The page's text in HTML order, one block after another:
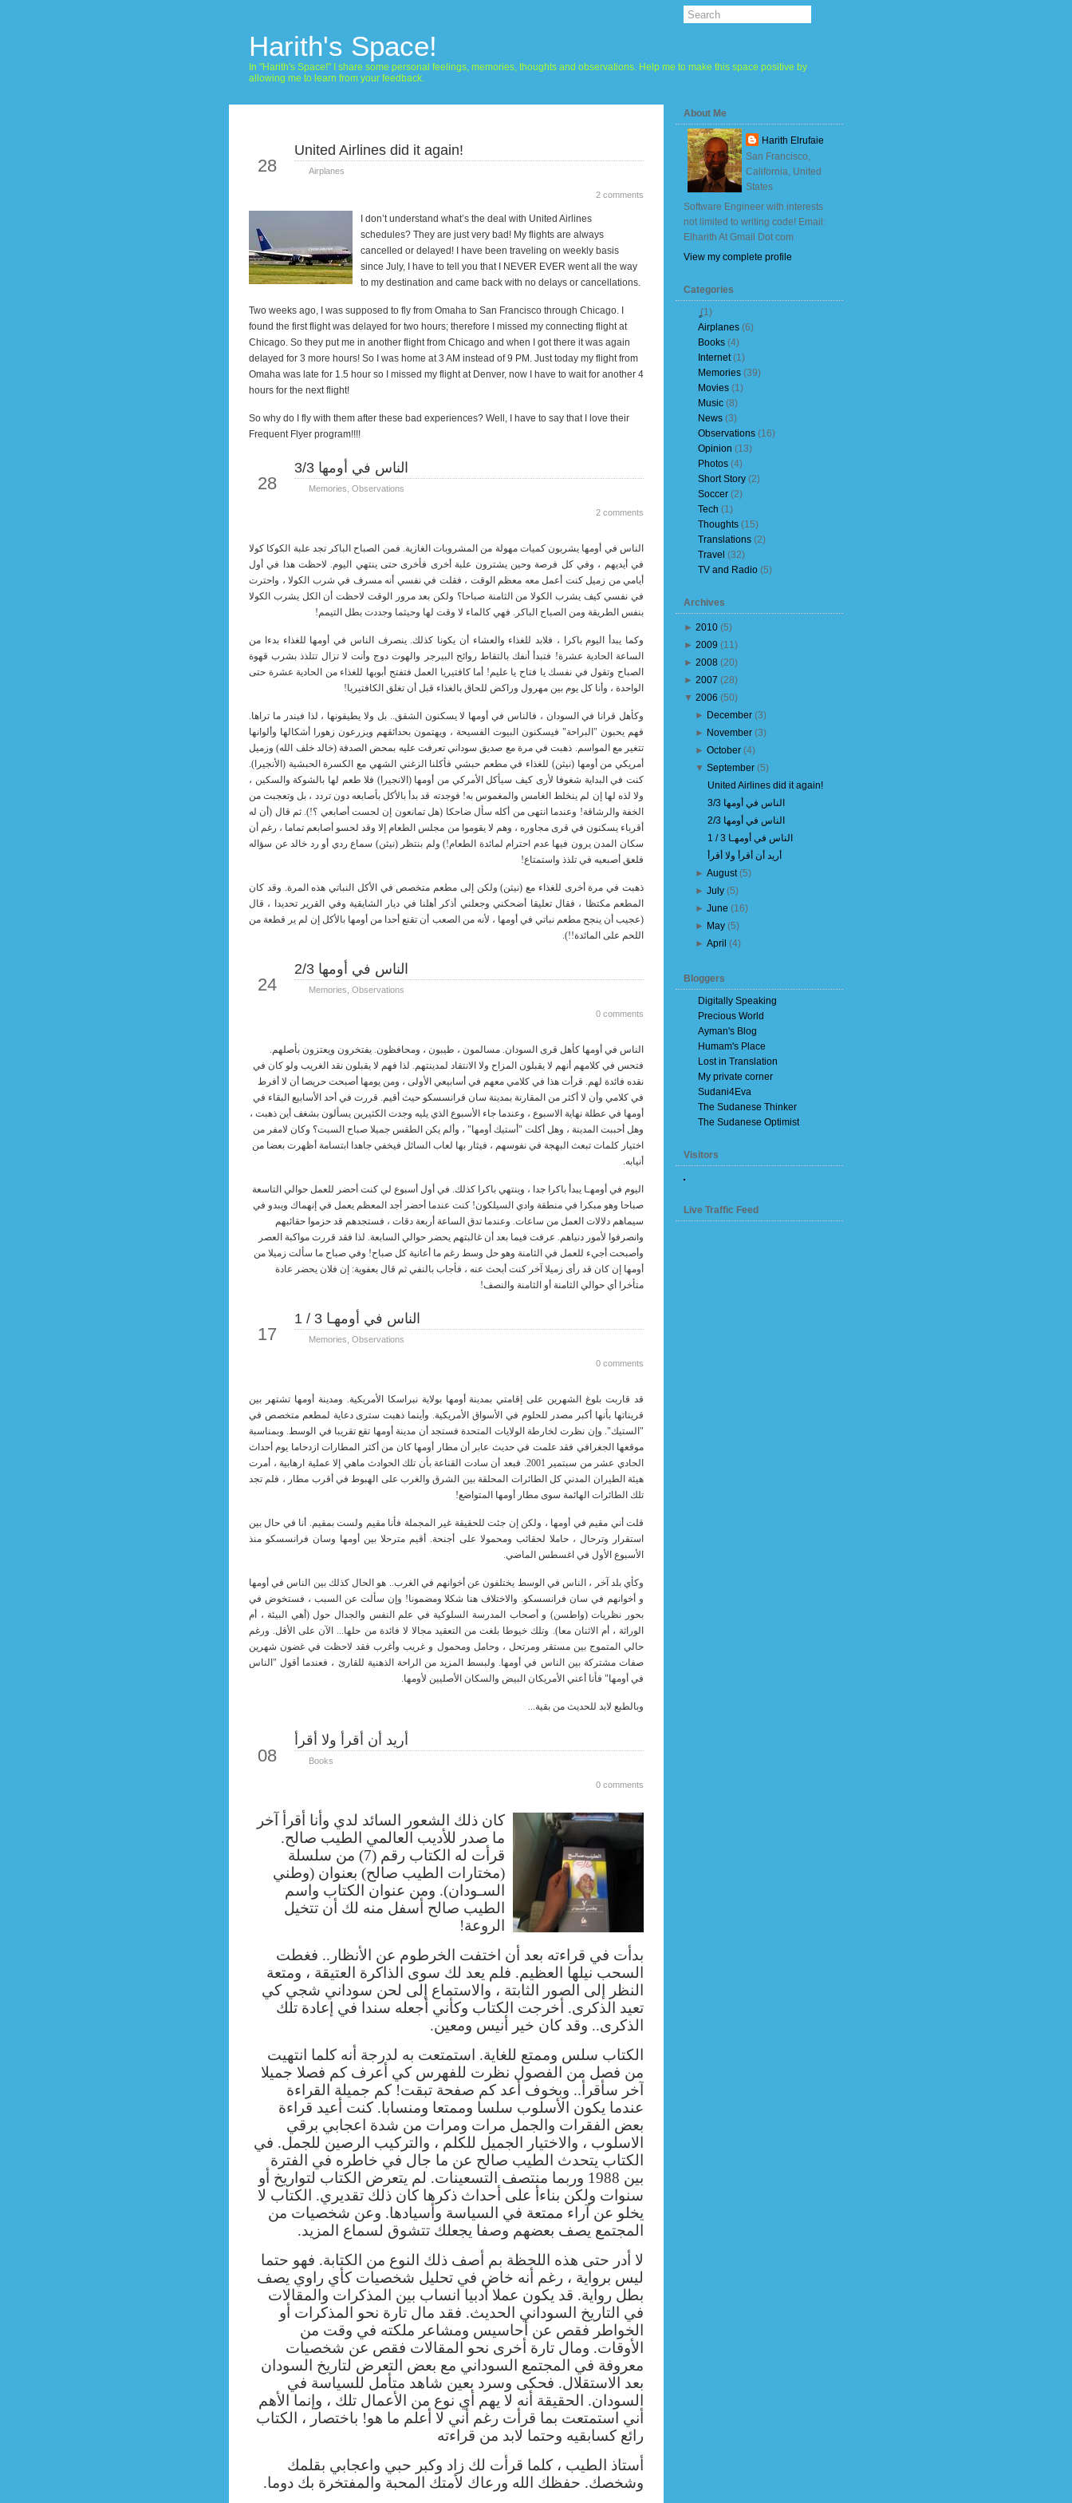
Harith's Space!
In "Harith's Space!" I share some personal feelings, memories, thoughts and observations. Help me to make this space positive by
allowing me to learn from your feedback.
28
United Airlines did it again!
Airplanes
2 comments
I don’t understand what’s the deal with United Airlines
schedules? They are just very bad! My flights are always
cancelled or delayed! I have been traveling on weekly basis
since July, I have to tell you that I NEVER EVER went all the way
to my destination and came back with no delays or cancellations.
Two weeks ago, I was supposed to fly from Omaha to San Francisco through Chicago. I
found the first flight was delayed for two hours; therefore I missed my connecting flight at
Chicago. So they put me in another flight from Chicago and when I got there it was again
delayed for 3 more hours! So I was home at3 AM instead of9 PM . Just today my flight from
Omaha was late for 1.5 hour so I missed my flight at Denver, now I have to wait for another 4
hours for the next flight!
So why do I fly with them after these bad experiences? Well, I have to say that I love their
Frequent Flyer program!!!!
28
الناس في أومها 3/3
Memories Observations
2 comments
الناس في أومها يشربون كميات مهولة من المشروبات الغازية. فمن الصباح الباكر تجد علبة الكوكا كولا
في أيديهم ، وفي كل فرصة وحين يشترون علبة أخرى فأخرى حتى ينتهي اليوم. لاحظت هذا في أول
أيامي من زميل كنت أعمل معه معظم الوقت ، فقلت في نفسي أنه مسرف في شرب الكولا ، واحترت
في نفسي كيف يشرب الكولا من الثامنة صباحا؟ ولكن بعد مرور الوقت لاحظت أن الكل يشرب الكولا
بنفس الطريقة ومن الصباح الباكر. فهي كالماء لا وقت لها وحيثما وجددت بطل التيمم!
وكما يبدأ اليوم باكرا ، فلابد للغذاء والعشاء أن يكونا كذلك. ينصرف الناس في أومها للغذاء بدءا من
الساعة الحادية عشرة! فتبدأ أنفك بالتقاط روائح البيرجر والهوت دوج وأنت لا تزال تتلذذ بشرب قهوة
الصباح وتقول في نفسك يا فتاح يا عليم! أما كافتيريا العمل فتفتح أبوبها للغذاء من الحادية عشرة حتى
الواحدة ، وأنا كل يوم بين مهرول وراكض للحاق بالغذاء قبل أن تغلق الكافتيريا!
وكأهل قرانا في السودان ، فالناس في أومها لا يسكنون الشقق.. بل ولا يطيقونها ، لذا فيندر ما تراها.
فهم يحبون "البراحة" فيسكنون البيوت الفسيحة ، ويهتمون بحدائقهم ويزرعون زهورا أشكالها وألوانها
تتغير مع المواسم. ذهبت في مرة مع صديق سوداني تعرفت عليه بمحض الصدفة (خالد خلف الله) وزميل
أمريكي من أومها (نيثن) للغذاء في مطعم حبشي فأكلنا الزغني الشهي مع الكسرة الحبشية (الأنجيرا).
كنت في البداية شغوفا لأرى كيف سيأكل الأمركي من أومها (الانجيرا) فلا طعم لها بالشوكة والسكين ،
ولا لذه لها إن لم ينخلط الغامس والمغموس به! فوجدته قد بدأ بالأكل بأصابعه دون تردد ، بل وتعجبت من
الخفة والرشاقة! وعندما انتهى من أكله سأل ضاحكا (هل تمانعون إن لحست أصابعي ؟!). ثم قال (أن له
أقرباء يسكنون في قرى مجاوره ، وهم لا يقوموا من مجلس الطعام إلا وقد لحسو أصابعم تماما ، رغم أن
سكان المدن يرون فيها عدم احترام لمائدة الطعام!) ولم بنتظر (نيثن) سماع ردي أو رد خالد عن سؤاله
فلعق أصبعيه في تلذذ واستمتاع!
ذهبت في مرة أخرى للغذاء مع (نيثن) ولكن إلى مطعم متخصص في الأكل النباتي هذه المرة. وقد كان
المطعم مكتظا ، فقال تعليقا أضحكني وجعلني أذكر أهلنا في ديار الشايقية وفي القرير تحديدا ، قال
(عجيب أن ينجح مطعم نباتي في أومها ، لأنه من الصعب أن تقنع أحدا من أومها بالأكل إن لم ير قطعة من
اللحم على المائدة!!).
24
الناس في أومها 2/3
Memories Observations
0 comments
الناس في أومها كأهل قرى السودان. مسالمون ، طيبون ، ومحافظون. يفتخرون ويعتزون بأصلهم.
فتحس في كلامهم أنهم لا يقبلون المزاح ولا الانتقاد لمدينتهم. لذا فهم لا يقبلون نقد الغريب ولو كان في
نقده فائدة لهم. قرأت هذا في كلامي معهم في أسابيعي الأولى ، ومن يومها أصبحت حريصا أن لا أفرط
في كلامي وأن لا أكثر من المقارنة بمدينة سان فرانسسكو حيث أقيم. قررت في أحد الأسابيع البقاء في
أومها في عطلة نهاية الاسبوع ، وعندما جاء الأسبوع الذي يليه وجدت الكثيرين يسألون بشغف أين ذهبت ،
وهل أحببت المدينة ، وهل أكلت "أستيك أومها" ، وألم يكن الطقس جميلا صباح السبت؟ وكان لامفر من
اختيار كلمات تبعث البهجة في نفوسهم ، فيثار بها لعاب السائل فيخفي جاهدا ابتسامة أظهرت بعضا من
أنيابه.
اليوم في أومهـا يبدأ باكرا جدا ، وينتهي باكرا كذلك. في أول أسبوع لي كنت أحضر للعمل حوالي التاسعة
صباحا وهو مبكرا في منطقة وادي السيلكون! كنت عندما أحضر أجد المعظم يعمل في إنهماك ويبدو في
سيماهم دلالات العمل من ساعات. وعندما تدق الساعة أربعة دقات ، فستجدهم قد حزموا حقائبهم
وانصرفوا لأمور دنياهم. عرفت فيما بعد أن غالبتهم يحضر حوالي السابعة. لذا فقد قررت مواكبة العصر
وأصبحت أجيء للعمل في الثامنة وهو حل وسط رغم ما أعانية كل صباح! وفي صباح ما سألت زميلا من
أومها إن كان قد رأى زميلا آخر كنت أبحث عنه ، فأجاب بالنفي ثم قال بعفوية: إن فلان يحضر عادة
متأخرا أي حوالي الثامنة أو الثامنة والنصف!
17
الناس في أومهـا 3 / 1
Memories Observations
0 comments
قد قاربت بلوغ الشهرين على إقامتي بمدينة أومها بولاية نبراسكا الأمريكية. ومدينة أومها تشتهر بين
قريناتها بأنها أكبر مصدر للحلوم في الأسواق الأمريكية. وأينما ذهبت سترى دعاية لمطعم متخصص في
"الستيك". وإن نظرت لخارطة الولايات المتحدة فستجد أن مدينة أومها تقع تقريبا في الوسط. وبمناسبة
موقعها الجغرافي فقد علمت في حديث عابر أن مطار أومها كان من أكثر المطارات ازدحاما يوم أحداث
الحادي عشر من سبتمير 2001. فبعد أن سادت القناعة بأن تلك الحوادث ماهي إلا عملية ارهابية ، أمرت
هيئة الطيران المدني كل الطائرات المحلقة بين الشرق والغرب على الهبوط في أقرب مطار ، فلم تجد
تلك الطائرات الهائمة سوى مطار أومها المتواضع!
قلت أني مقيم في أومها ، ولكن إن جئت للحقيقة غير المجملة فأنا مقيم ولست بمقيم. أنا في حال بين
استقرار وترحال ، حاملا لحقائب ومحمولا على أجنحة. أقيم مترحلا بين أومها وسان فرانسسكو منذ
الأسبوع الأول في اغسطس الماضي.
وكأي بلد آخر ، الناس في الوسط يختلفون عن أخوانهم في الغرب.. هو الحال كذلك بين الناس في أومها
و أخوانهم في سان فرانسسكو. والاختلاف هنا شكلا ومضمونا! وإن سألت عن السبب ، فستخوض في
بحور نظريات (واطسن) و أصحاب المدرسة السلوكية في علم النفس والجدال حول (أهي البيئة ، أم
الوراثة ، أم الاثنان معا). وتلك خيوطا بلغت من التعقيد مجالا لا فائدة من حلها... الآن على الأقل. ورغم
حالي المتموج بين مستقر ومرتحل ، وحامل ومحمول و غريب وأغرب فقد لاحظت في غضون شهرين
صفات مشتركة بين الناس في أومها. ولبسط المزيد من الراحة الذهنية للقارئ ، فعندما أقول "الناس
في أومها" فأنا أعني الأمريكان البيض والسكان الأصليين لأومها.
وبالطبع لابد للحديث من بقية...
08
أريد أن أقرأ ولا أقرأ
Books
0 comments
كان ذلك الشعور السائد لدي وأنا أقرأ آخر
ما صدر للأديب العالمي الطيب صالح.
قرأت له الكتاب رقم (7) من سلسلة
(مختارات الطيب صالح) بعنوان (وطني
السـودان). ومن عنوان الكتاب واسم
الطيب صالح أسفل منه لك أن تتخيل
الروعة!
بدأت في قراءته بعد أن اختفت الخرطوم عن الأنظار.. فغطت
السحب نيلها العظيم. فلم يعد لك سوى الذاكرة العتيقة ، ومتعة
النظر إلى الصور الثابتة ، والاستماع إلى لحن سوداني شجي كي
تعيد الذكرى. أخرجت الكتاب وكأني أجعله سندا في إعادة تلك
الذكرى.. وقد كان خير أنيس ومعين.
الكتاب سلس وممتع للغاية. استمتعت به لدرجة أنه كلما انتهيت
من فصل من الفصول نظرت للفهرس كي أعرف كم فصلا جميلا
آخر سأقرأ.. وبخوف أعد كم صفحة تبقت! كم جميلة القراءة
عندما يكون الأسلوب سلسا وممتعا ومنسابا. كنت أعيد قراءة
بعض الفقرات والجمل مرات ومرات من شدة اعجابي برقي
الاسلوب ، والاختيار الجميل للكلم ، والتركيب الرصين للجمل. في
الكتاب يتحدث الطيب صالح عن ما جال في خاطره في الفترة
بين 1988 وربما منتصف التسعينات. لم يتعرض الكتاب لتواريخ أو
سنوات ولكن بناءأ على أحداث ذكرها كان ذلك تقديري. الكتاب لا
يخلو عن آراء ممتعة في السياسة وأسيادها. وعن شخصيات من
المجتمع يصف بعضهم وصفا يجعلك تتشوق لسماع المزيد.
لا أدر حتى هذه اللحظة بم أصف ذلك النوع من الكتابة. فهو حتما
ليس برواية ، رغم أنه خاض في تحليل شخصيات كأي راوي يصف
بطل رواية. قد يكون عملا أدبيا انساب بين المذكرات والمقالات
في التاريخ السوداني الحديث. فقد مال تارة نحو المذكرات أو
الخواطر فقص عن أحاسيس ومشاعر ملكته في وقت من
الأوقات. ومال تارة أخرى نحو المقالات فقص عن شخصيات
معروفة في المجتمع السوداني مع بعض التعرض لتاريخ السودان
بعد الاستقلال. فحكى وسرد بعين شاهد متأمل للسياسة في
السودان. الحقيقة أنه لا يهم أي نوع من الأعمال تلك ، وإنما الأهم
أني استمتعت بما قرأت رغم أني لا أعلم ما هو! باختصار ، الكتاب
رائع كسابقيه وحتما لابد من قراءته
أستاذ الطيب ، كلما قرأت لك زاد وكبر حبي واعجابي بقلمك
وشخصك. حفظك الله ورعاك لأمتك المحبة والمفتخرة بك دوما.
About Me
Harith Elrufaie
San Francisco,
California, United
States
Software Engineer with interests
not limited to writing code! Email:
Elharith At Gmail Dot com
View my complete profile
Categories
(1)
Airplanes (6)
Books (4)
Internet(1)
Memories (39)
Movies (1)
Music (8)
News (3)
Observations (16)
Opinion (13)
Photos (4)
Short Story (2)
Soccer (2)
Tech (1)
Thoughts (15)
Translations (2)
Travel (32)
TV and Radio (5)
Archives
► 2010 (5)
► 2009 (11)
► 2008 (20)
► 2007 (28)
▼ 2006 (50)
► December (3)
► November (3)
►October (4)
▼September (5)
United Airlines did it again!
الناس في أومها 3/3
الناس في أومها 2/3
الناس في أومهـا 3 / 1
أريد أن أقرأ ولا أقرأ
►August(5)
►July (5)
►June (16)
► May (5)
►April (4)
Bloggers
Digitally Speaking
Precious World
Ayman's Blog
Humam's Place
Lost in Translation
My private corner
Sudani4Eva
The Sudanese Thinker
The Sudanese Optimist
Visitors
Live Traffic Feed